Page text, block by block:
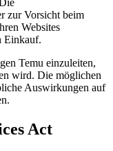
zur Vorsicht beim
Websites
Einkauf.
Temu einzuleiten,
wird. Die möglichen
Auswirkungen auf
Act